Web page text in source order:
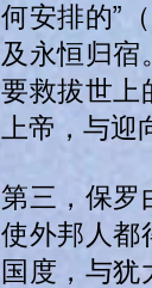
何安排的”
及永恒归宿
要救拔世上
上帝，与迎
第三，保罗
使外邦人都
国度，与犹